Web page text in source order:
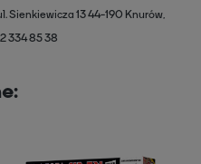
Sienkiewicza 1344-190 Knurów,
334 85 38